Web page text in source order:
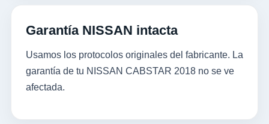
Garantía NISSAN intacta
Usamos los protocolos originales del fabricante. La
garantía de tu NISSAN CABSTAR 2018 no se ve
afectada.